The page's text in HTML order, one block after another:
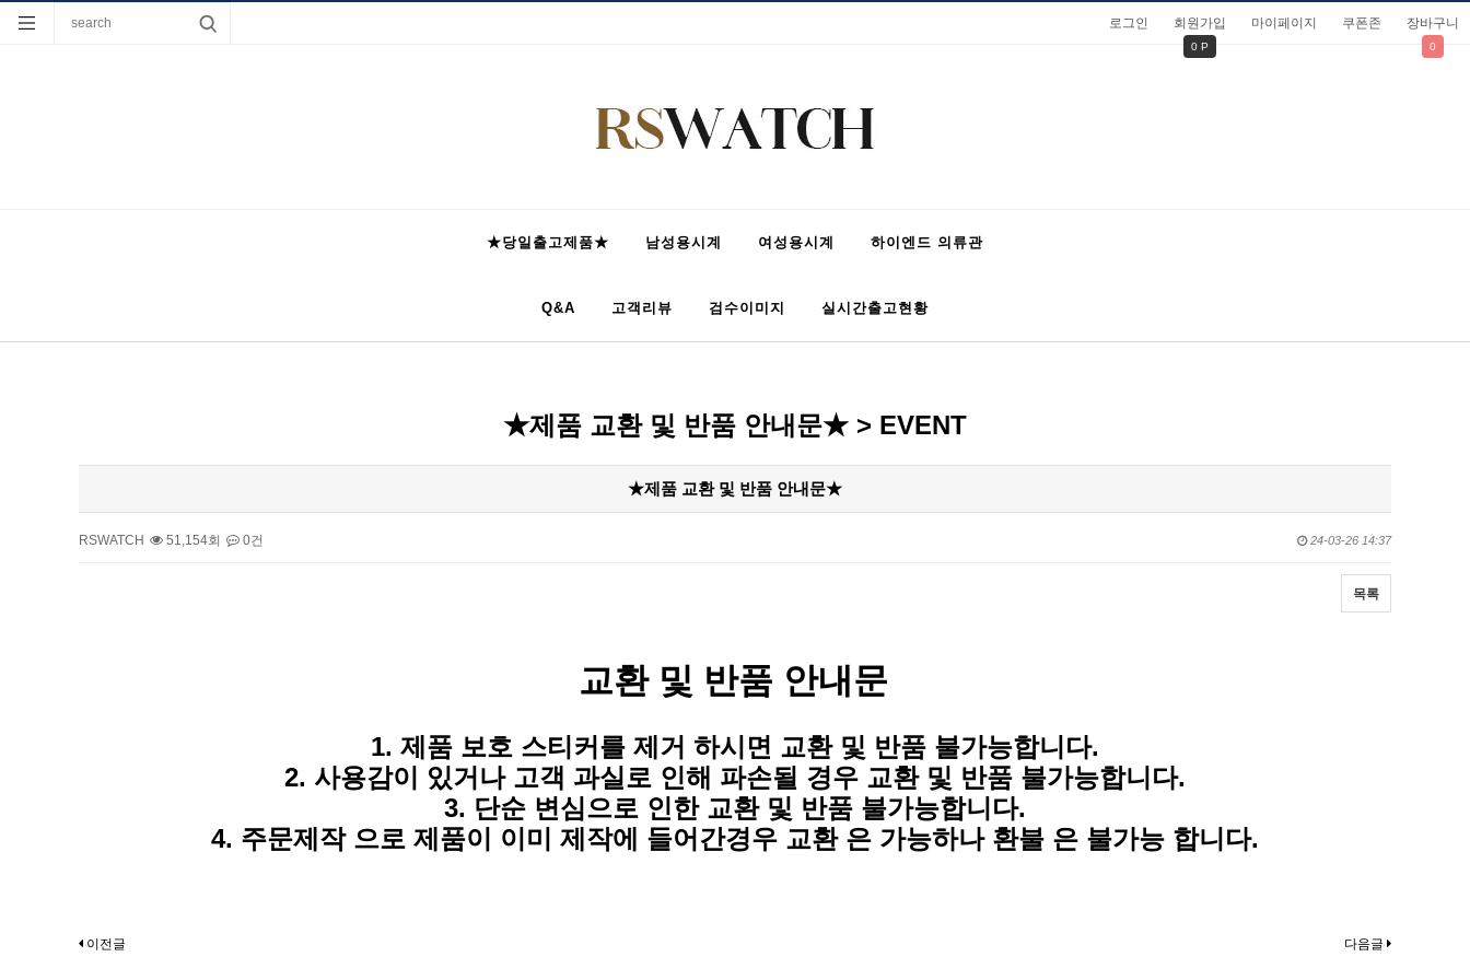
로그인 회원가입
0 P
마이페이지 쿠폰존 장바구니
0
★당일출고제품★ 남성용시계 여성용시계 하이엔드 의류관
Q&A 고객리뷰 검수이미지 실시간출고현황
★제품 교환 및 반품 안내문★ > EVENT
★제품 교환 및 반품 안내문★
RSWATCH 51,154회 0건 24-03-26 14:37
목록
교환 및 반품 안내문
1. 제품 보호 스티커를 제거 하시면 교환 및 반품 불가능합니다.
2. 사용감이 있거나 고객 과실로 인해 파손될 경우 교환 및 반품 불가능합니다.
3. 단순 변심으로 인한 교환 및 반품 불가능합니다.
4. 주문제작 으로 제품이 이미 제작에 들어간경우 교환 은 가능하나 환불 은 불가능 합니다.
이전글 다음글